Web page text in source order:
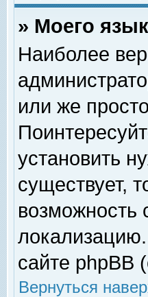
» Моего
Наиболее
или же
установить
существует,
возможность
сайте phpBB
Вернуться